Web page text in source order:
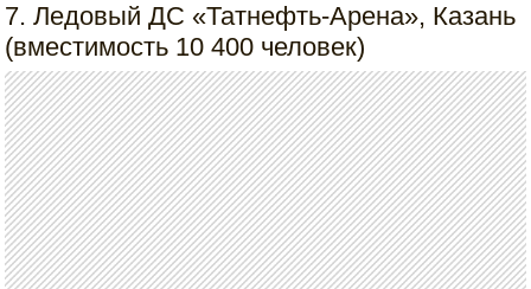
7. Ледовый ДС «Татнефть-Арена», Казань
(вместимость 10 400 человек)